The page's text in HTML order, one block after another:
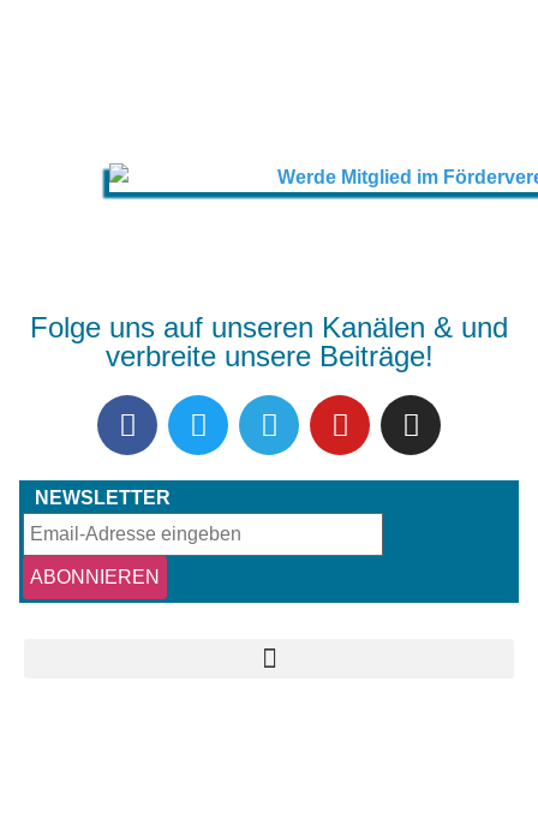
Folge uns auf unseren Kanälen & und
verbreite unsere Beiträge!
NEWSLETTER